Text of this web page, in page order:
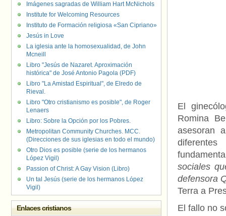
El
Romina
asesoran
sociales
defensora
Terra a
El fallo no
Imágenes sagradas de William Hart McNichols
Institute for Welcoming Resources
Instituto de Formación religiosa «San Cipriano»
Jesús in Love
La iglesia ante la homosexualidad, de John
Mcneill
Libro "Jesús de Nazaret. Aproximación
histórica" de José Antonio Pagola (PDF)
Libro "La Amistad Espiritual", de Elredo de
Rieval.
Libro "Otro cristianismo es posible", de Roger
Lenaers
Libro: Sobre la Opción por los Pobres.
Metropolitan Community Churches. MCC.
(Direcciones de sus iglesias en todo el mundo)
Otro Dios es posible (serie de los hermanos
López Vigil)
Passion of Christ: A Gay Vision (Libro)
Un tal Jesús (serie de los hermanos López
Vigil)
Enlaces cristianos